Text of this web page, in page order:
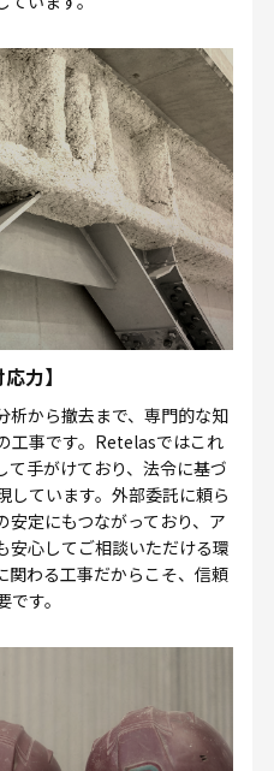
力】
析から撤去まで、専門的な知
工事です。Retelasではこれ
て手がけており、法令に基づ
しています。外部委託に頼ら
安定にもつながっており、ア
安心してご相談いただける環
関わる工事だからこそ、信頼
す。